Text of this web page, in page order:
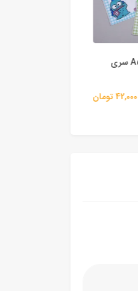
جامدادی و کاور A5 سری
42,000 تومان